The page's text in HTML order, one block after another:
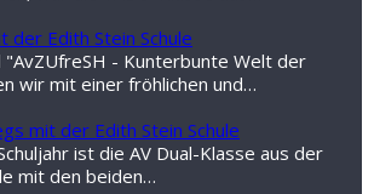
der Edith Stein Schule
- Kunterbunte Welt der
wir mit einer fröhlichen und…
mit der Edith Stein Schule
ist die AV Dual-Klasse aus der
mit den beiden…